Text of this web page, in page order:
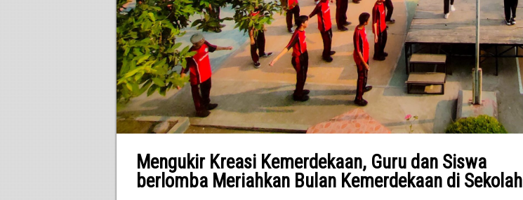
Mengukir Kreasi Kemerdekaan, Guru dan Siswa
berlomba Meriahkan Bulan Kemerdekaan di Sekolah